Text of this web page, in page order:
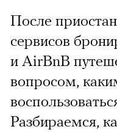
После
сервисов
и AirBnB
вопросом,
Разбираемся,